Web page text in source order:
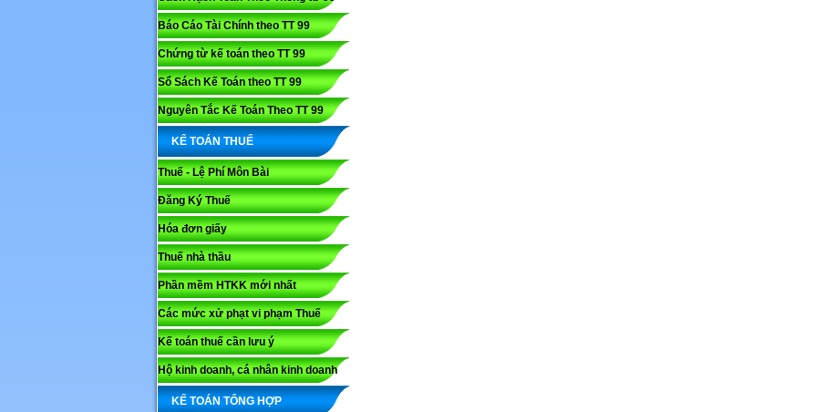
Báo Cáo Tài Chính theo TT 99
Chứng từ kế toán theo TT 99
Sổ Sách Kế Toán theo TT 99
Nguyên Tắc Kế Toán Theo TT 99
KẾ TOÁN THUẾ
Thuế - Lệ Phí Môn Bài
Đăng Ký Thuế
Hóa đơn giấy
Thuế nhà thầu
Phần mềm HTKK mới nhất
Các mức xử phạt vi phạm Thuế
Kế toán thuế cần lưu ý
Hộ kinh doanh, cá nhân kinh doanh
KẾ TOÁN TỔNG HỢP